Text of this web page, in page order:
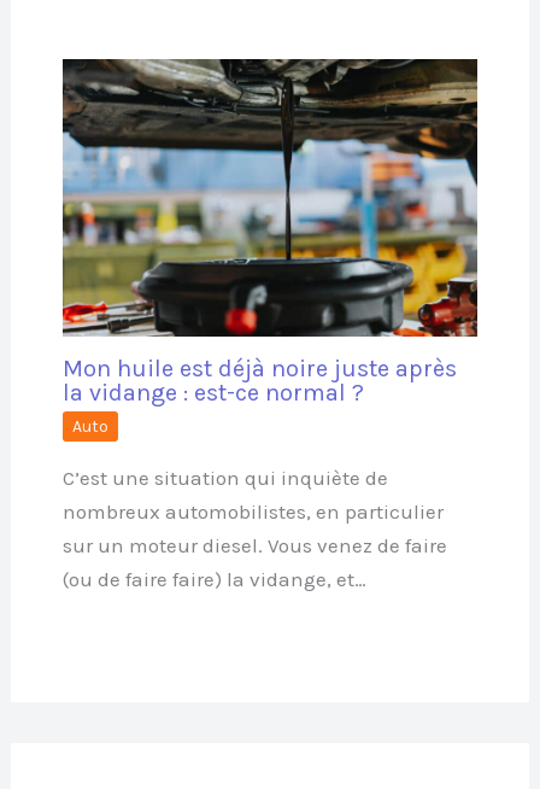
Mon huile est déjà noire juste après
la vidange : est-ce normal ?
Auto
C’est une situation qui inquiète de
nombreux automobilistes, en particulier
sur un moteur diesel. Vous venez de faire
(ou de faire faire) la vidange, et…